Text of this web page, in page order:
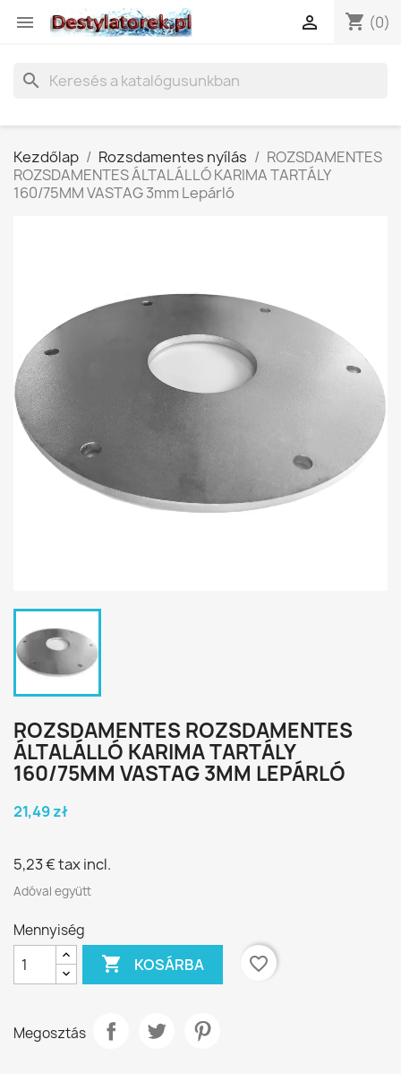
 shopping_cart (0)

search
Kezdőlap Rozsdamentes nyílás
ROZSDAMENTES
ROZSDAMENTES ÁLTALÁLLÓ KARIMA TARTÁLY
160/75MM VASTAG 3mm Lepárló
ROZSDAMENTES ROZSDAMENTES
ÁLTALÁLLÓ KARIMA TARTÁLY
160/75MM VASTAG 3MM LEPÁRLÓ
21,49 zł
5,23 €tax incl.
Adóval együtt
Mennyiség
 KOSÁRBA favorite_border
Megosztás